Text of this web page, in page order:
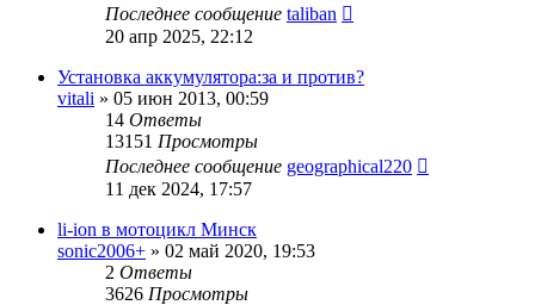
Последнее сообщение taliban
20 апр 2025, 22:12
Установка аккумулятора:за и против?
vitali » 05 июн 2013, 00:59
14 Ответы
13151 Просмотры
Последнее сообщение geographical220
11 дек 2024, 17:57
li-ion в мотоцикл Минск
sonic2006+ » 02 май 2020, 19:53
2 Ответы
3626 Просмотры